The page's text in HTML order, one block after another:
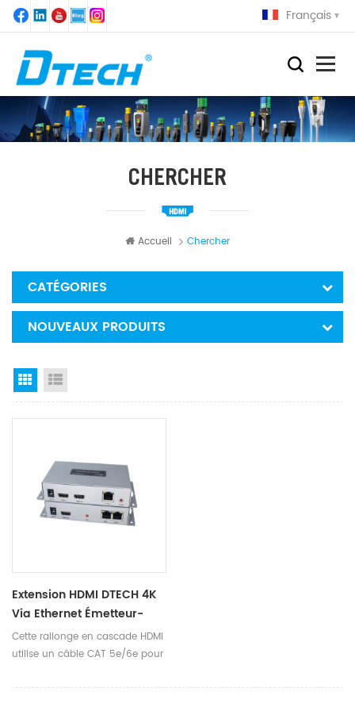
Français
CHERCHER
Accueil Chercher
CATÉGORIES
NOUVEAUX PRODUITS
Grid View
Extension HDMI DTECH 4K
Via Ethernet Émetteur-
Récepteur Vidéo
Convertisseur Câble HDMI
Cette rallonge en cascade HDMI
utilise un câble CAT 5e/6e pour
mètres et peut atteindre 4K. Il